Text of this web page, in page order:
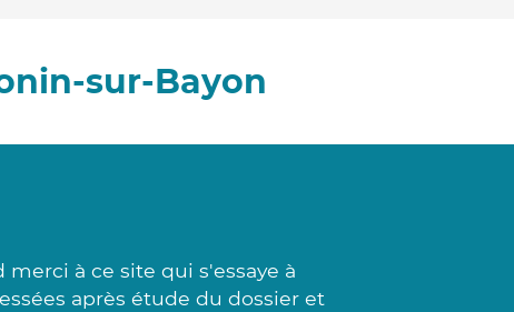
sur-Bayon
à ce site qui s'essaye à
après étude du dossier et